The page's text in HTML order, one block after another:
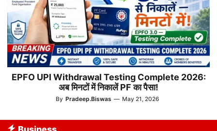
EPFO UPI Withdrawal Testing Complete 2026:
अब मिनटों में निकालें PF का पैसा!
By Pradeep.Biswas — May 21, 2026